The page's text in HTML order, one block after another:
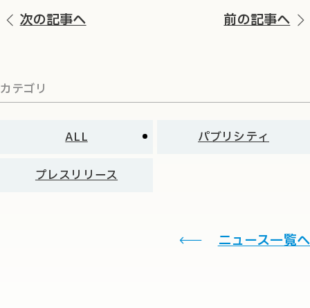
次の記事へ 前の記事へ
カテゴリ
ALL パブリシティ
プレスリリース
ニュース一覧へ